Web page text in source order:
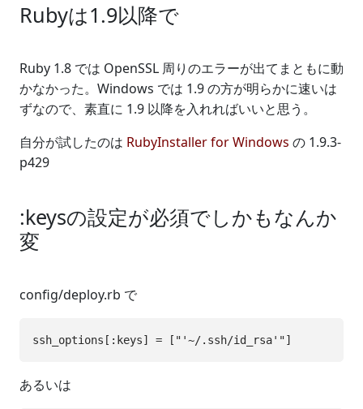
Rubyは1.9以降で
Ruby 1.8 では OpenSSL 周りのエラーが出てまともに動
かなかった。Windows では 1.9 の方が明らかに速いは
ずなので、素直に 1.9 以降を入れればいいと思う。
自分が試したのは RubyInstaller for Windows の 1.9.3-
p429
:keysの設定が必須でしかもなんか
変
config/deploy.rb で
あるいは